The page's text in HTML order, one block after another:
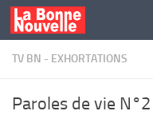
Skip to content
TV BN - EXHORTATIONS
Paroles de vie